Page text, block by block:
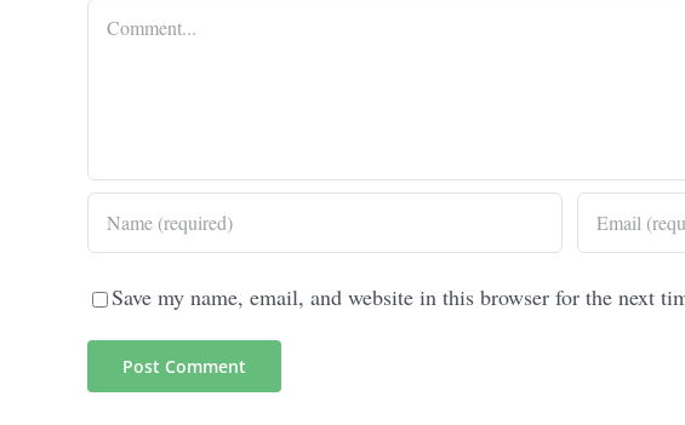
Comment
Save my name, email, and website in this browser for the next